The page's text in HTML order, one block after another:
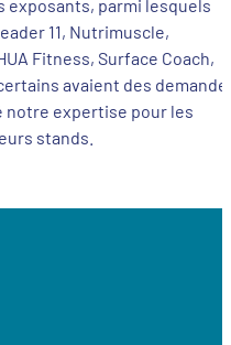
exposants, parmi lesquels
11, Nutrimuscle,
Fitness, Surface Coach,
avaient des
notre expertise pour les
stands.